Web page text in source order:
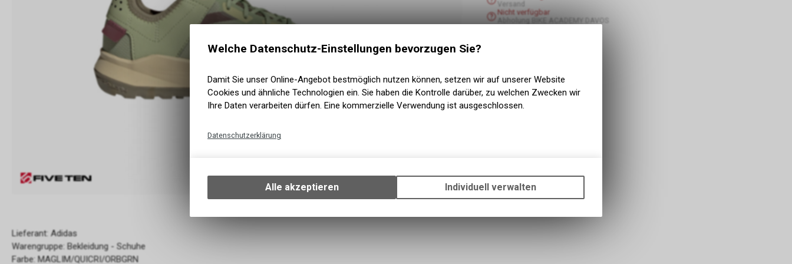
Versand
Nicht verfügbar
Abholung BIKE ACADEMY DAVOS
Lieferant: Adidas
Warengruppe: Bekleidung - Schuhe
Farbe: MAGLIM/QUICRI/ORBGRN
Welche Datenschutz-Einstellungen bevorzugen Sie?
Damit Sie unser Online-Angebot bestmöglich nutzen können, setzen wir auf unserer Website
Cookies und ähnliche Technologien ein. Sie haben die Kontrolle darüber, zu welchen Zwecken wir
Ihre Daten verarbeiten dürfen. Eine kommerzielle Verwendung ist ausgeschlossen.
Datenschutzerklärung
Ihrem Gerät, um die grundlegenden Funktionen unseres Online-Angebots, wie die
Verwendung des Warenkorbs, zu ermöglichen. Bitte beachten Sie, dass die
zulassen.
Alle akzeptieren Individuell verwalten